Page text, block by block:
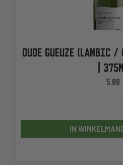
OUDE GUEUZE (LAMBIC /
|
5,00
IN